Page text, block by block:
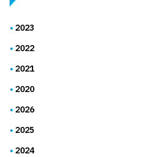
2023
2022
2021
2020
2026
2025
2024